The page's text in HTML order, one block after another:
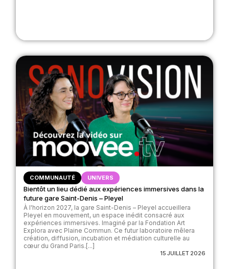
COMMUNAUTÉ UNIVERS
Bientôt un lieu dédié aux expériences immersives dans la
future gare Saint-Denis – Pleyel
À l'horizon 2027, la gare Saint-Denis – Pleyel accueillera
Pleyel en mouvement, un espace inédit consacré aux
expériences immersives. Imaginé par la Fondation Art
Explora avec Plaine Commun. Ce futur laboratoire mêlera
création, diffusion, incubation et médiation culturelle au
cœur du Grand Paris.[...]
15 JUILLET 2026